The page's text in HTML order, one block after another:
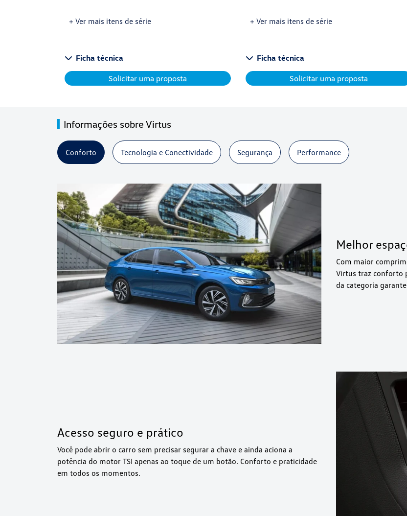
+ Ver mais itens de série
Ficha técnica
Solicitar uma proposta
+ Ver mais itens de série
Ficha técnica
Solicitar uma proposta
Informações sobre Virtus
Conforto Tecnologia e Conectividade Segurança Performance
Melhor
Com maior
Virtus traz conforto
da categoria
Acesso seguro e prático
Você pode abrir o carro sem precisar segurar a chave e ainda aciona a
potência do motor TSI apenas ao toque de um botão. Conforto e praticidade
em todos os momentos.